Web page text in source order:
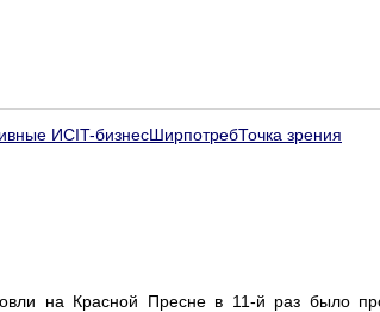
ИСIT-бизнесШирпотребТочка зрения
на Красной Пресне в 11-й раз было